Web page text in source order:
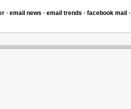
• email news • email trends • facebook mail